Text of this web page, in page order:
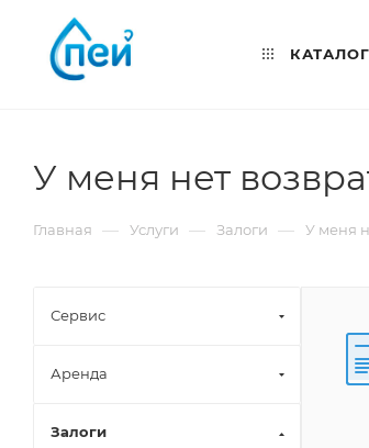
КАТАЛОГ
У меня нет
Главная — Услуги — Залоги — У меня
Сервис
Аренда
Залоги